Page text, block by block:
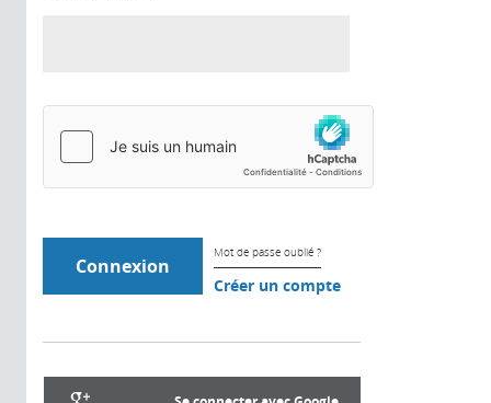
Mot de passe oublié ?
Créer un compte